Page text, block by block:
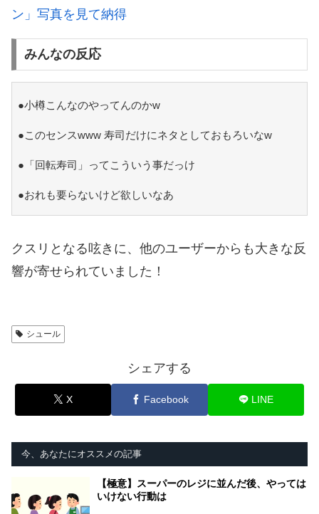
ン」写真を見て納得
みんなの反応
●小樽こんなのやってんのかw
●このセンスwww 寿司だけにネタとしておもろいなw
●「回転寿司」ってこういう事だっけ
●おれも要らないけど欲しいなあ
クスリとなる呟きに、他のユーザーからも大きな反
響が寄せられていました！
シュール
シェアする
X Facebook LINE
今、あなたにオススメの記事
【極意】スーパーのレジに並んだ後、やっては
いけない行動は